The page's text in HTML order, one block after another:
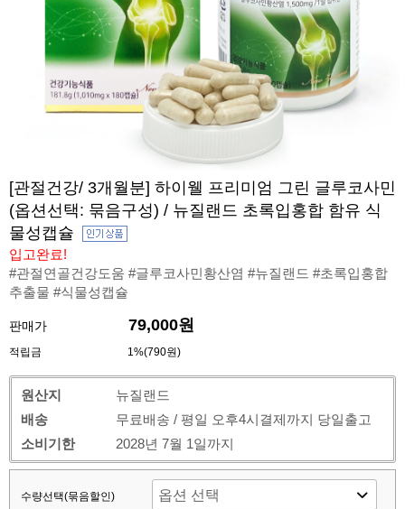
[관절건강/ 3개월분] 하이웰 프리미엄 그린 글루코사민
(옵션선택: 묶음구성) / 뉴질랜드 초록입홍합 함유 식
물성캡슐
입고완료!
#관절연골건강도움 #글루코사민황산염 #뉴질랜드 #초록입홍합
추출물 #식물성캡슐
판매가 79,000원
적립금 1%(790원)
원산지
뉴질랜드
배송
무료배송 / 평일 오후4시결제까지 당일출고
소비기한
2028년 7월 1일까지
수량선택(묶음할인)